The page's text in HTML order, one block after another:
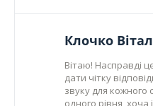
Клочко
Вітаю! Насправді
дати чітку
звуку для кожного
одного рівня,